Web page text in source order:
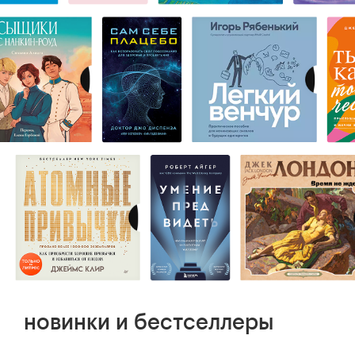
новинки и бестселлеры